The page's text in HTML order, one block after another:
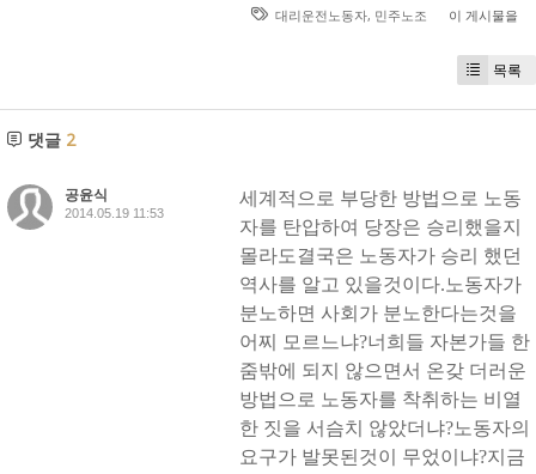
대리운전노동자, 민주노조 이 게시물을
목록
댓글 2
공윤식
2014.05.19 11:53
세계적으로 부당한 방법으로 노동
자를 탄압하여 당장은 승리했을지
몰라도결국은 노동자가 승리 했던
역사를 알고 있을것이다.노동자가
분노하면 사회가 분노한다는것을
어찌 모르느냐?너희들 자본가들 한
줌밖에 되지 않으면서 온갖 더러운
방법으로 노동자를 착취하는 비열
한 짓을 서슴치 않았더냐?노동자의
요구가 발못된것이 무었이냐?지금